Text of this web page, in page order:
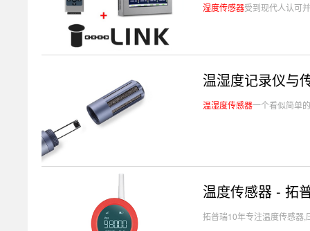
湿度传感器受到现代人认可
温湿度记录仪与
温湿度传感器一个看似简单
温度传感器 - 拓
拓普瑞10年专注温度传感器,